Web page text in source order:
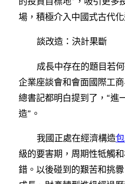
場，積極介入中國式古代化
談改造：決計果斷
成長中存在的題目若
企業座談會和會面國際工
總書記都明白提到了，“進
造”。
我國正處在經濟構造
級的要害期，周期性牴觸
錯。以後碰到的艱苦和挑